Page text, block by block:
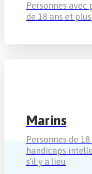
Personnes avec
de 18 ans et plus
Marins
Personnes de
handicaps
s’il y a lieu